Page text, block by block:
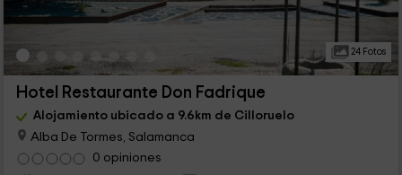
24 Fotos
Hotel Restaurante Don Fadrique
Alojamiento ubicado a 9.6km de Cilloruelo
Alba De Tormes, Salamanca
0 opiniones